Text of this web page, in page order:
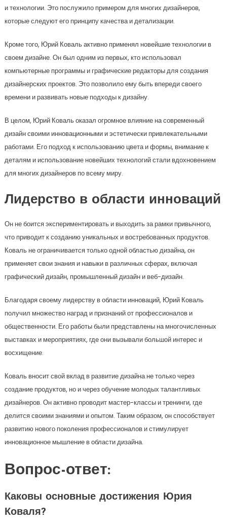
и технологии. Это послужило примером для многих дизайнеров,
которые следуют его принципу качества и детализации.
Кроме того, Юрий Коваль активно применял новейшие технологии в
своем дизайне. Он был одним из первых, кто использовал
компьютерные программы и графические редакторы для создания
дизайнерских проектов. Это позволило ему быть впереди своего
времени и развивать новые подходы к дизайну.
В целом, Юрий Коваль оказал огромное влияние на современный
дизайн своими инновационными и эстетически привлекательными
работами. Его подход к использованию цвета и формы, внимание к
деталям и использование новейших технологий стали вдохновением
для многих дизайнеров по всему миру.
Лидерство в области инноваций
Он не боится экспериментировать и выходить за рамки привычного,
что приводит к созданию уникальных и востребованных продуктов.
Коваль не ограничивается только одной областью дизайна, он
применяет свои знания и навыки в различных сферах, включая
графический дизайн, промышленный дизайн и веб-дизайн.
Благодаря своему лидерству в области инноваций, Юрий Коваль
получил множество наград и признаний от профессионалов и
общественности. Его работы были представлены на многочисленных
выставках и мероприятиях, где они вызывали большой интерес и
восхищение.
Коваль вносит свой вклад в развитие дизайна не только через
создание продуктов, но и через обучение молодых талантливых
дизайнеров. Он активно проводит мастер-классы и тренинги, где
делится своими знаниями и опытом. Таким образом, он способствует
развитию нового поколения профессионалов и стимулирует
инновационное мышление в области дизайна.
Вопрос-ответ:
Каковы основные достижения Юрия
Коваля?